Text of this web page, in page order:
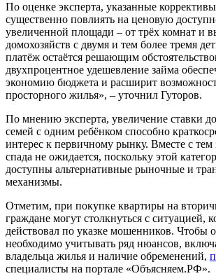
По оценке эксперта, указанные
существенно повлиять на ценовую
увеличенной площади – от трёх комнат и
домохозяйств с двумя и тем более тремя
платёж остаётся решающим
двухпроцентное удешевление займа
экономию бюджета и расширит
просторного жилья», – уточнил Гуторов.
По мнению эксперта, увеличение ставки
семей с одним ребёнком способно
интерес к первичному рынку. Вместе с тем
спада не ожидается, поскольку этой
доступны альтернативные рыночные и
механизмы.
Отметим, при покупке квартиры на
граждане могут столкнуться с ситуацией,
действовал по указке мошенников. Чтобы
необходимо учитывать ряд нюансов,
владельца жилья и наличие обременений,
специалисты на портале «Объясняем.РФ».